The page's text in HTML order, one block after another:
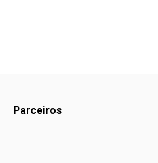
Parceiros